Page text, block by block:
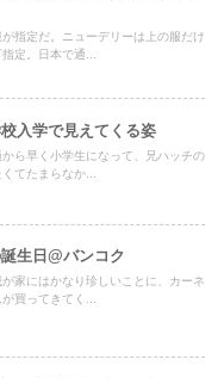
指定だ。ニューデリーは上の服だけ
定。日本で通...
入学で見えてくる姿
ら早く小学生になって、兄ハッチの
てたまらなか...
生日@バンコク
家にはかなり珍しいことに、カーネ
買ってきてく...